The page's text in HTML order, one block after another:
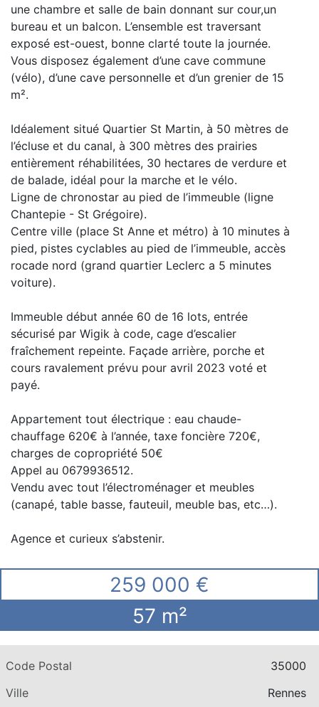
une chambre et salle de bain donnant sur cour,un
bureau et un balcon. L’ensemble est traversant
exposé est-ouest, bonne clarté toute la journée.
Vous disposez également d’une cave commune
(vélo), d’une cave personnelle et d’un grenier de 15
m².
Idéalement situé Quartier St Martin, à 50 mètres de
l’écluse et du canal, à 300 mètres des prairies
entièrement réhabilitées, 30 hectares de verdure et
de balade, idéal pour la marche et le vélo.
Ligne de chronostar au pied de l’immeuble (ligne
Chantepie - St Grégoire).
Centre ville (place St Anne et métro) à 10 minutes à
pied, pistes cyclables au pied de l’immeuble, accès
rocade nord (grand quartier Leclerc a 5 minutes
voiture).
Immeuble début année 60 de 16 lots, entrée
sécurisé par Wigik à code, cage d’escalier
fraîchement repeinte. Façade arrière, porche et
cours ravalement prévu pour avril 2023 voté et
payé.
Appartement tout électrique : eau chaude-
chauffage 620€ à l’année, taxe foncière 720€,
charges de copropriété 50€
Appel au 0679936512.
Vendu avec tout l’électroménager et meubles
(canapé, table basse, fauteuil, meuble bas, etc…).
Agence et curieux s’abstenir.
259 000 €
57 m²
Code Postal
35000
Ville
Rennes